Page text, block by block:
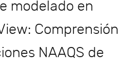
modelado en
Comprensión
NAAQS de